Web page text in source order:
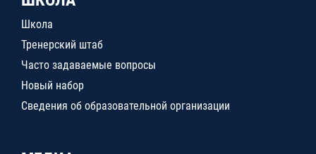
Школа
Тренерский штаб
Часто задаваемые вопросы
Новый набор
Сведения об образовательной организации